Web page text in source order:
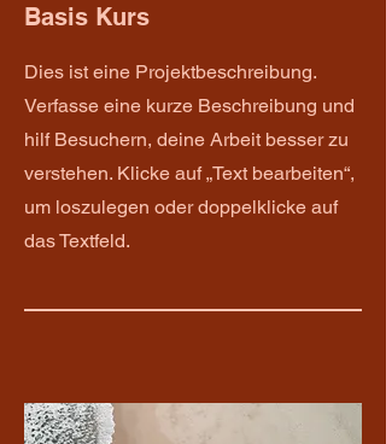
Basis Kurs
Dies ist eine Projektbeschreibung.
Verfasse eine kurze Beschreibung und
hilf Besuchern, deine Arbeit besser zu
verstehen. Klicke auf „Text bearbeiten“,
um loszulegen oder doppelklicke auf
das Textfeld.